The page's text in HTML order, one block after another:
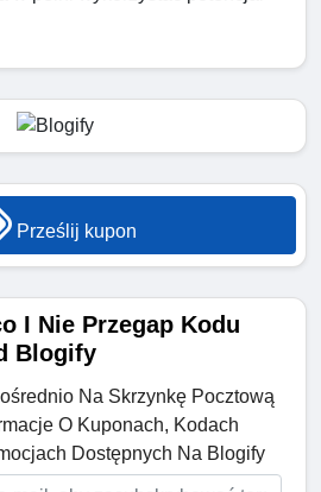
Prześlij kupon
I Nie Przegap Kodu
Blogify
Na Skrzynkę Pocztową
O Kuponach, Kodach
Dostępnych Na Blogify